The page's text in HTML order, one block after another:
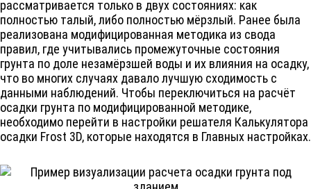
рассматривается только в двух состояниях: как
полностью талый, либо полностью мёрзлый. Ранее была
реализована модифицированная методика из свода
правил, где учитывались промежуточные состояния
грунта по доле незамёрзшей воды и их влияния на осадку,
что во многих случаях давало лучшую сходимость с
данными наблюдений. Чтобы переключиться на расчёт
осадки грунта по модифицированной методике,
необходимо перейти в настройки решателя Калькулятора
осадки Frost 3D, которые находятся в Главных настройках.